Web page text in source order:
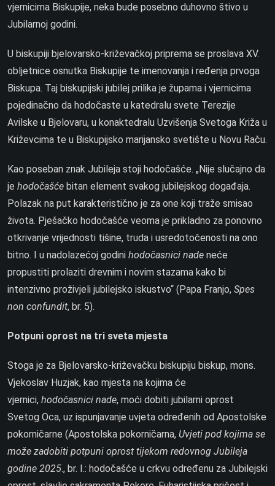
vjernicima Biskupije, neka bude posebno duhovno štivo u
Jubilarnoj godini.
U biskupiji bjelovarsko-križevačkoj priprema se proslava XV.
obljetnice osnutka Biskupije te imenovanja i ređenja prvoga
Biskupa. Taj biskupijski jubilej prilika je župama i vjernicima
pojedinačno da hodočaste u katedralu svete Terezije
Avilske u Bjelovaru, u konaktedralu Uzvišenja Svetoga Križa u
Križevcima te u Biskupijsko marijansko svetište u Novu Raču.
Kao poseban znak Jubileja stoji hodočašće. „Nije slučajno da
je hodočašće bitan element svakog jubilejskog događaja.
Polazak na put karakteristično je za one koji traže smisao
života. Pješačko hodočašće veoma je prikladno za ponovno
otkrivanje vrijednosti tišine, truda i usredotočenosti na ono
bitno. I u nadolazećoj godini hodočasnici nade neće
propustiti prolaziti drevnim i novim stazama kako bi
intenzivno proživjeli jubilejsko iskustvo“ (Papa Franjo, Spes
non confundit, br. 5).
Potpuni oprost na tri sveta mjesta
Stoga je za Bjelovarsko-križevačku biskupiju biskup, mons.
Vjekoslav Huzjak, kao mjesta na kojima će
vjernici, hodočasnici nade, moći dobiti jubilarni oprost
Svetog Oca, uz ispunjavanje uvjeta određenih od Apostolske
pokorničarne (Apostolska pokorničarna, Uvjeti pod kojima se
može zadobiti potpuni oprost tijekom redovnog Jubileja
godine 2025., br. I.: hodočašće u crkvu određenu za Jubilejski